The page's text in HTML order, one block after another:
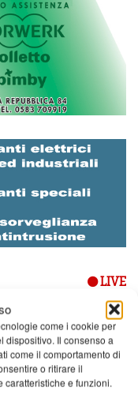
come i cookie per
dispositivo. Il consenso a
come il comportamento di
o ritirare il
caratteristiche e funzioni.
LIVE